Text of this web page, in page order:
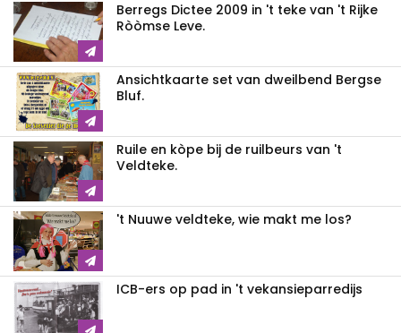
Berregs Dictee 2009 in 't teke van 't Rijke
Ròòmse Leve.
Ansichtkaarte set van dweilbend Bergse
Bluf.
Ruile en kòpe bij de ruilbeurs van 't
Veldteke.
't Nuuwe veldteke, wie makt me los?
ICB-ers op pad in 't vekansieparredijs